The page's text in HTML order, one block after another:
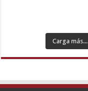
Escort
Kızılay
Escort
Carga más...